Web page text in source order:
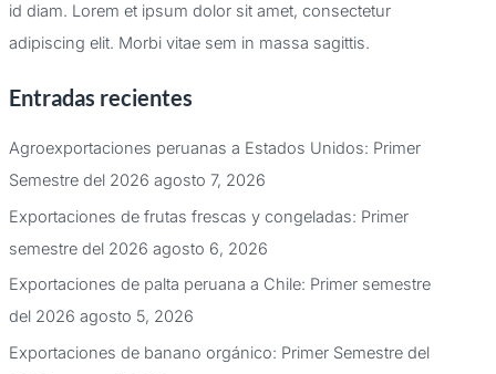
id diam. Lorem et ipsum dolor sit amet, consectetur
adipiscing elit. Morbi vitae sem in massa sagittis.
Entradas recientes
Agroexportaciones peruanas a Estados Unidos: Primer
Semestre del 2026 agosto 7, 2026
Exportaciones de frutas frescas y congeladas: Primer
semestre del 2026 agosto 6, 2026
Exportaciones de palta peruana a Chile: Primer semestre
del 2026 agosto 5, 2026
Exportaciones de banano orgánico: Primer Semestre del